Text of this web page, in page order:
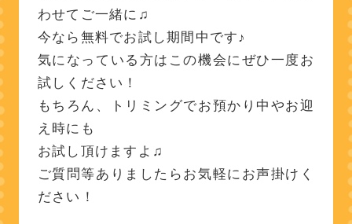
わせてご一緒に♫
今なら無料でお試し期間中です♪
気になっている方はこの機会にぜひ一度お
試しください！
もちろん、トリミングでお預かり中やお迎
え時にも
お試し頂けますよ♫
ご質問等ありましたらお気軽にお声掛けく
ださい！